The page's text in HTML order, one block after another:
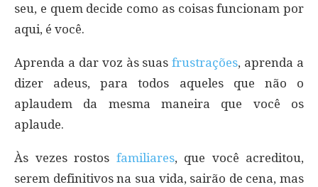
seu, e quem decide como as coisas funcionam por
aqui, é você.
Aprenda a dar voz às suasfrustrações, aprenda a
dizer adeus, para todos aqueles que não o
aplaudem da mesma maneira que você os
aplaude.
Às vezes rostos familiares, que você acreditou,
serem definitivos na sua vida, sairão de cena, mas